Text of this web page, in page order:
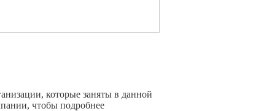
которые заняты в данной
чтобы подробнее